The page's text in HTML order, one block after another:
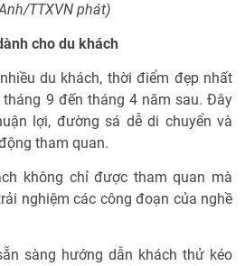
TTXVN phát)
cho du khách
du khách, thời điểm đẹp nhất
9 đến tháng 4 năm sau. Đây
lợi, đường sá dễ di chuyển và
tham quan.
không chỉ được tham quan mà
nghiệm các công đoạn của nghề
sàng hướng dẫn khách thử kéo